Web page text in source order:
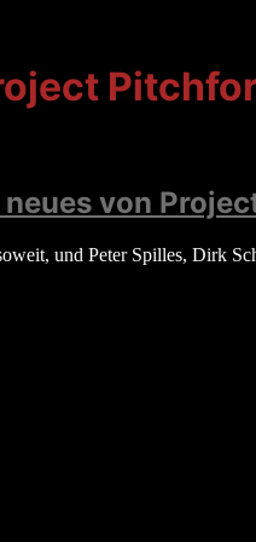
von
und Peter Spilles, Dirk